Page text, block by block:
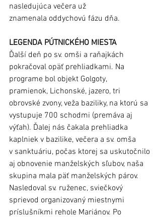
nasledujúca večera už
znamenala oddychovú fázu dňa.
LEGENDA PÚTNICKÉHO MIESTA
Ďalší deň po sv. omši a raňajkách
pokračoval opäť prehliadkami. Na
programe bol objekt Golgoty,
pramienok, Lichonské, jazero, tri
obrovské zvony, veža baziliky, na ktorú sa
vystupuje 700 schodmi (premáva aj
výťah). Ďalej nás čakala prehliadka
kaplniek v bazilike, večera a sv. omša
v sanktuáriu, počas ktorej sa uskutočnilo
aj obnovenie manželských sľubov, naša
skupina mala päť manželských párov.
Nasledoval sv. ruženec, sviečkový
sprievod organizovaný miestnymi
príslušníkmi rehole Mariánov. Po